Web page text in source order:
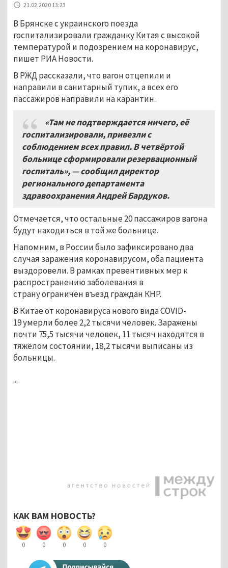
21.02.2020 13:23
В Брянске с украинского поезда
госпитализировали гражданку Китая с высокой
температурой и подозрением на коронавирус,
пишет РИА Новости.
В РЖД рассказали, что вагон отцепили и
направили в санитарный тупик, а всех его
пассажиров направили на карантин.
«Там не подтверждается ничего, её
госпитализировали, привезли с
соблюдением всех правил. В четвёртой
больнице сформировали резервационный
госпиталь», — сообщил директор
регионального департамента
здравоохранения Андрей Бардуков.
Отмечается, что остальные 20 пассажиров вагона
будут находиться в той же больнице.
Напомним, в России было зафиксировано два
случая заражения коронавирусом, оба пациента
выздоровели. В рамках превентивных мер к
распространению заболевания в
страну ограничен въезд граждан КНР.
В Китае от коронавируса нового вида COVID-
19 умерли более 2,2 тысячи человек. Заражены
почти 75,5 тысячи человек, 11 тысяч находятся в
тяжёлом состоянии, 18,2 тысячи выписаны из
больницы.
...
КАК ВАМ НОВОСТЬ?
0 0 0 0 0